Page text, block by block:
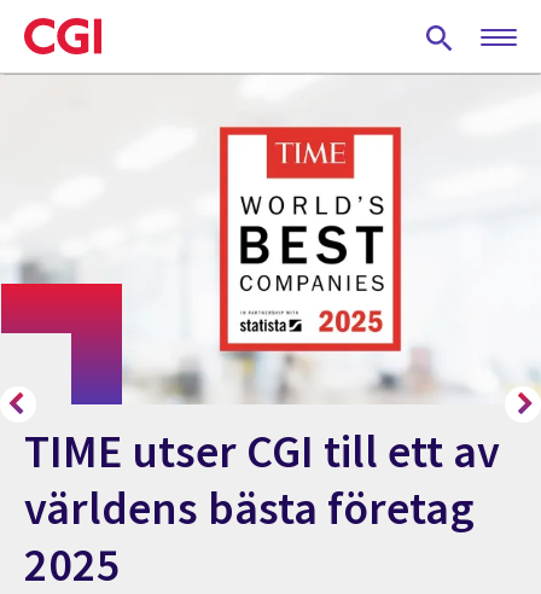
Skip
to
main
TIME utser CGI till ett av
världens bästa företag
2025